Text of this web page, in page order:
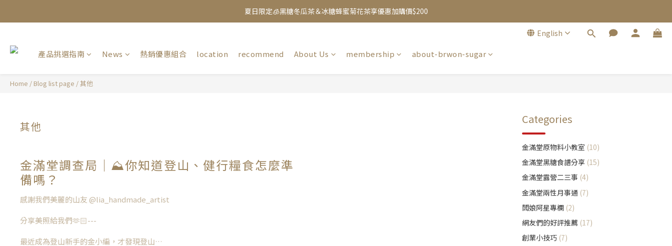
夏日限定🧊黑糖冬瓜茶＆冰糖蜂蜜菊花茶享優惠加購價$200
【mini.cube 迷你黑糖磚任選第2件6折】點此購買
English
產品挑選指南 News 熱銷優惠組合 location recommend About Us membership about-brwon-sugar
Home / Blog list page /其他
其他
金滿堂調查局｜⛰️你知道登山、健行糧食怎麼準
備嗎？
感謝我們美麗的山友 @lia_handmade_artist
分享美照給我們🫶🏻---
最近成為登山新手的金小編，才發現登山
Categories
金滿堂原物料小教室 (10)
金滿堂黑糖食譜分享 (15)
金滿堂露營二三事 (4)
金滿堂兩性月事通 (7)
闆娘阿星專欄 (2)
網友們的好評推薦 (17)
創業小技巧 (7)